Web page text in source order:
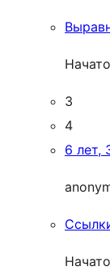
3
4
6 лет,